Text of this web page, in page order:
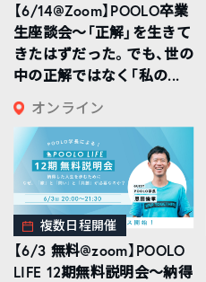
【6/14@Zoom】POOLO卒業
生座談会〜「正解」を生きて
きたはずだった。でも、世の
中の正解ではなく「私の...
オンライン
複数日程開催
【6/3 無料@zoom】POOLO
LIFE 12期無料説明会〜納得